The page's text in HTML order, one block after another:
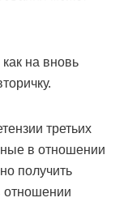
на вновь
третьих
в отношении
получить
отношении